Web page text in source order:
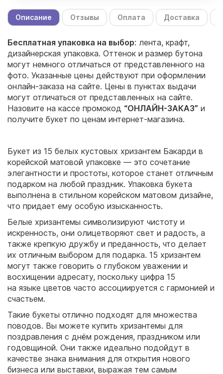
Описание Отзывы Оплата Доставка
Бесплатная упаковка на выбор: лента, крафт,
дизайнерская упаковка. Оттенок и размер бутона
могут немного отличаться от представленного на
фото. Указанные цены действуют при оформлении
онлайн-заказа на сайте. Цены в пунктах выдачи
могут отличаться от представленных на сайте.
Назовите на кассе промокод “ОНЛАЙН-ЗАКАЗ” и
получите букет по ценам интернет-магазина.
Букет из 15 белых кустовых хризантем Бакарди в
корейской матовой упаковке — это сочетание
элегантности и простоты, которое станет отличным
подарком на любой праздник. Упаковка букета
выполнена в стильном корейском матовом дизайне,
что придает ему особую изысканность.
Белые хризантемы символизируют чистоту и
искренность, они олицетворяют свет и радость, а
также крепкую дружбу и преданность, что делает
их отличным выбором для подарка. 15 хризантем
могут также говорить о глубоком уважении и
восхищении адресату, поскольку цифра 15
на языке цветов часто ассоциируется с гармонией и
счастьем.
Такие букеты отлично подходят для множества
поводов. Вы можете купить хризантемы для
поздравления с днём рождения, праздником или
годовщиной. Они также идеально подойдут в
качестве знака внимания для открытия нового
бизнеса или выставки, выражая тем самым